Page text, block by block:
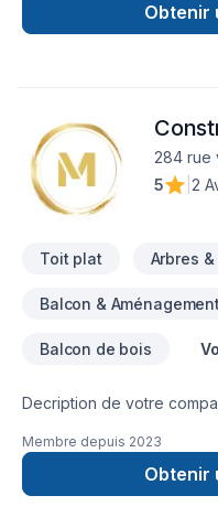
Obtenir
284 rue
5
2
Toit plat Arbres
Balcon &
Balcon de bois
Decription de votre
Membre depuis 2023
Obtenir